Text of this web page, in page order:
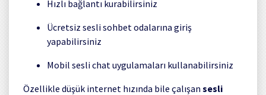
Hızlı bağlantı kurabilirsiniz
Ücretsiz sesli sohbet odalarına giriş
yapabilirsiniz
Mobil sesli chat uygulamaları kullanabilirsiniz
Özellikle düşük internet hızında bile çalışan sesli